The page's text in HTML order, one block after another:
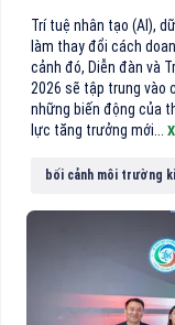
Trí tuệ nhân tạo (AI),
làm thay đổi cách
cảnh đó, Diễn đàn và
2026 sẽ tập trung vào
những biến động của
lực tăng trưởng mới...
bối cảnh môi trường